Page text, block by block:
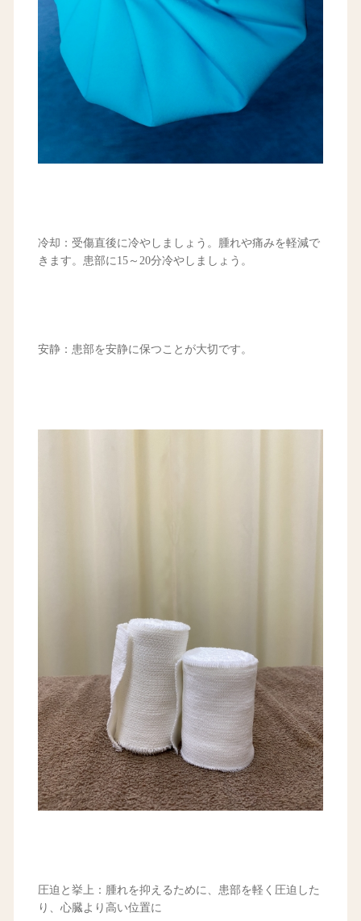
冷却：受傷直後に冷やしましょう。腫れや痛みを軽減で
きます。患部に15～20分冷やしましょう。
安静：患部を安静に保つことが大切です。
圧迫と挙上：腫れを抑えるために、患部を軽く圧迫した
り、心臓より高い位置に